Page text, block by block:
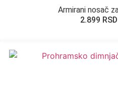
Armirani nosač
2.899 RSD